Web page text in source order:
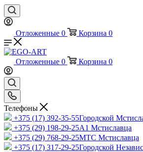
Отложенные 0 Корзина 0
Отложенные 0 Корзина 0
Телефоны
+375 (17) 392-35-55Городской
+375 (29) 198-29-25A1 Мстиславца
+375 (29) 768-29-25МТС Мстиславца
+375 (17) 317-29-25Городской